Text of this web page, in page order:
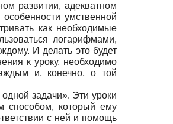
развитии, адекватном
умственной
как необходимые
логарифмами,
И делать это будет
к уроку, необходимо
и, конечно, о той
задачи». Эти уроки
способом, который ему
с ней и помощь